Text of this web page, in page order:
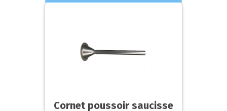
Cornet poussoir saucisse